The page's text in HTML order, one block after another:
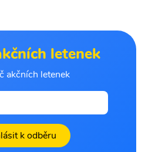
letenek
akčních letenek
k odběru